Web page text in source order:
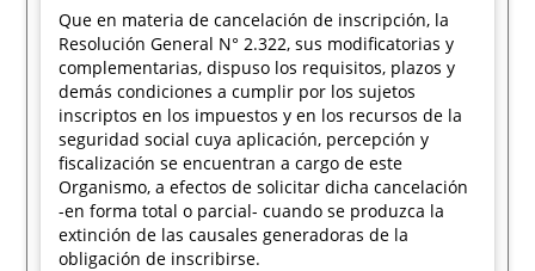
Que en materia de cancelación de inscripción, la
Resolución General N° 2.322, sus modificatorias y
complementarias, dispuso los requisitos, plazos y
demás condiciones a cumplir por los sujetos
inscriptos en los impuestos y en los recursos de la
seguridad social cuya aplicación, percepción y
fiscalización se encuentran a cargo de este
Organismo, a efectos de solicitar dicha cancelación
-en forma total o parcial- cuando se produzca la
extinción de las causales generadoras de la
obligación de inscribirse.